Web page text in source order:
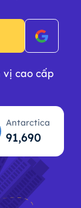
vị cao cấp
Antarctica
91,691